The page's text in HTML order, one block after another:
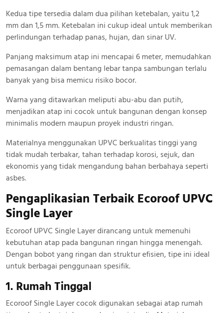
Kedua tipe tersedia dalam dua pilihan ketebalan, yaitu 1,2
mm dan 1,5 mm. Ketebalan ini cukup ideal untuk memberikan
perlindungan terhadap panas, hujan, dan sinar UV.
Panjang maksimum atap ini mencapai 6 meter, memudahkan
pemasangan dalam bentang lebar tanpa sambungan terlalu
banyak yang bisa memicu risiko bocor.
Warna yang ditawarkan meliputi abu-abu dan putih,
menjadikan atap ini cocok untuk bangunan dengan konsep
minimalis modern maupun proyek industri ringan.
Materialnya menggunakan UPVC berkualitas tinggi yang
tidak mudah terbakar, tahan terhadap korosi, sejuk, dan
ekonomis yang tidak mengandung bahan berbahaya seperti
asbes.
Pengaplikasian Terbaik Ecoroof UPVC
Single Layer
Ecoroof UPVC Single Layer dirancang untuk memenuhi
kebutuhan atap pada bangunan ringan hingga menengah.
Dengan bobot yang ringan dan struktur efisien, tipe ini ideal
untuk berbagai penggunaan spesifik.
1. Rumah Tinggal
Ecoroof Single Layer cocok digunakan sebagai atap rumah